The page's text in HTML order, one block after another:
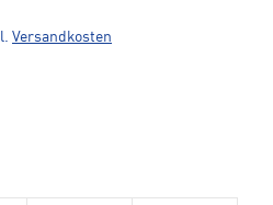
Versandkosten